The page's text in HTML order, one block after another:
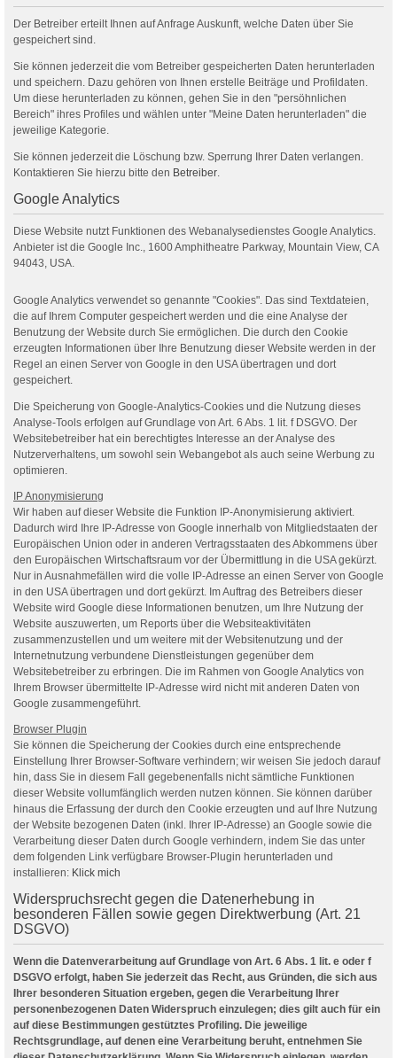
Der Betreiber erteilt Ihnen auf Anfrage Auskunft, welche Daten über Sie
gespeichert sind.
Sie können jederzeit die vom Betreiber gespeicherten Daten herunterladen
und speichern. Dazu gehören von Ihnen erstelle Beiträge und Profildaten.
Um diese herunterladen zu können, gehen Sie in den "persöhnlichen
Bereich" ihres Profiles und wählen unter "Meine Daten herunterladen" die
jeweilige Kategorie.
Sie können jederzeit die Löschung bzw. Sperrung Ihrer Daten verlangen.
Kontaktieren Sie hierzu bitte den Betreiber.
Google Analytics
Diese Website nutzt Funktionen des Webanalysedienstes Google Analytics.
Anbieter ist die Google Inc., 1600 Amphitheatre Parkway, Mountain View, CA
94043, USA.
Google Analytics verwendet so genannte "Cookies". Das sind Textdateien,
die auf Ihrem Computer gespeichert werden und die eine Analyse der
Benutzung der Website durch Sie ermöglichen. Die durch den Cookie
erzeugten Informationen über Ihre Benutzung dieser Website werden in der
Regel an einen Server von Google in den USA übertragen und dort
gespeichert.
Die Speicherung von Google-Analytics-Cookies und die Nutzung dieses
Analyse-Tools erfolgen auf Grundlage von Art. 6 Abs. 1 lit. f DSGVO. Der
Websitebetreiber hat ein berechtigtes Interesse an der Analyse des
Nutzerverhaltens, um sowohl sein Webangebot als auch seine Werbung zu
optimieren.
IP Anonymisierung
Wir haben auf dieser Website die Funktion IP-Anonymisierung aktiviert.
Dadurch wird Ihre IP-Adresse von Google innerhalb von Mitgliedstaaten der
Europäischen Union oder in anderen Vertragsstaaten des Abkommens über
den Europäischen Wirtschaftsraum vor der Übermittlung in die USA gekürzt.
Nur in Ausnahmefällen wird die volle IP-Adresse an einen Server von Google
in den USA übertragen und dort gekürzt. Im Auftrag des Betreibers dieser
Website wird Google diese Informationen benutzen, um Ihre Nutzung der
Website auszuwerten, um Reports über die Websiteaktivitäten
zusammenzustellen und um weitere mit der Websitenutzung und der
Internetnutzung verbundene Dienstleistungen gegenüber dem
Websitebetreiber zu erbringen. Die im Rahmen von Google Analytics von
Ihrem Browser übermittelte IP-Adresse wird nicht mit anderen Daten von
Google zusammengeführt.
Browser Plugin
Sie können die Speicherung der Cookies durch eine entsprechende
Einstellung Ihrer Browser-Software verhindern; wir weisen Sie jedoch darauf
hin, dass Sie in diesem Fall gegebenenfalls nicht sämtliche Funktionen
dieser Website vollumfänglich werden nutzen können. Sie können darüber
hinaus die Erfassung der durch den Cookie erzeugten und auf Ihre Nutzung
der Website bezogenen Daten (inkl. Ihrer IP-Adresse) an Google sowie die
Verarbeitung dieser Daten durch Google verhindern, indem Sie das unter
dem folgenden Link verfügbare Browser-Plugin herunterladen und
installieren: Klick mich
Widerspruchsrecht gegen die Datenerhebung in
besonderen Fällen sowie gegen Direktwerbung (Art. 21
DSGVO)
Wenn die Datenverarbeitung auf Grundlage von Art. 6 Abs. 1 lit. e oder f
DSGVO erfolgt, haben Sie jederzeit das Recht, aus Gründen, die sich aus
Ihrer besonderen Situation ergeben, gegen die Verarbeitung Ihrer
personenbezogenen Daten Widerspruch einzulegen; dies gilt auch für ein
auf diese Bestimmungen gestütztes Profiling. Die jeweilige
Rechtsgrundlage, auf denen eine Verarbeitung beruht, entnehmen Sie